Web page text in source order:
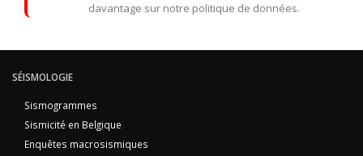
davantage sur notre politique de données.
SÉISMOLOGIE
Sismogrammes
Sismicité en Belgique
Enquêtes macrosismiques